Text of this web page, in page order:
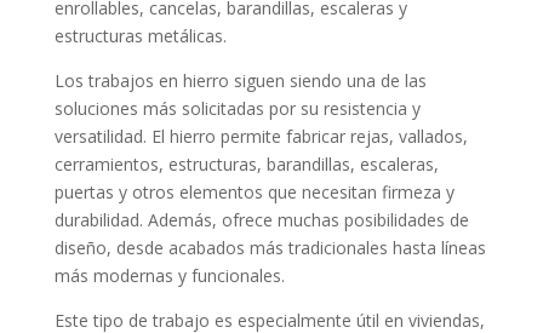
enrollables, cancelas, barandillas, escaleras y
estructuras metálicas.
Los trabajos en hierro siguen siendo una de las
soluciones más solicitadas por su resistencia y
versatilidad. El hierro permite fabricar rejas, vallados,
cerramientos, estructuras, barandillas, escaleras,
puertas y otros elementos que necesitan firmeza y
durabilidad. Además, ofrece muchas posibilidades de
diseño, desde acabados más tradicionales hasta líneas
más modernas y funcionales.
Este tipo de trabajo es especialmente útil en viviendas,